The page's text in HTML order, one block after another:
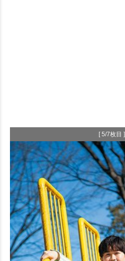
[ 5/7枚目 ]